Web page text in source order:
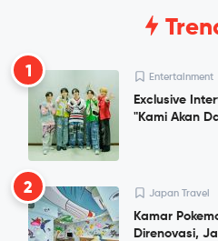
1 Entertainment
Exclusive
"Kami Akan
2 Japan Travel
Kamar
Direnovasi,